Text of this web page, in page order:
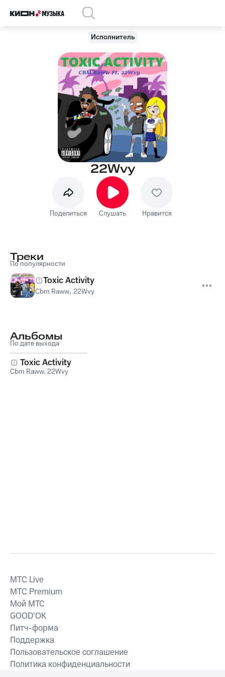
Исполнитель
22Wvy
Поделиться Слушать Нравится
Треки
По популярности
Toxic Activity
Cbm Raww, 22Wvy
Альбомы
По дате выхода
Toxic Activity
Cbm Raww,22Wvy
MTС Live
MTС Premium
Мой МТС
GOOD’OK
Питч-форма
Поддержка
Пользовательское соглашение
Политика конфиденциальности